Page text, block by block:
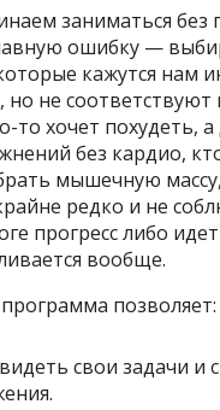
заниматься без
ошибку —
кажутся нам
не
то хочет похудеть,
без кардио,
мышечную
редко и не
прогресс либо
вообще.
позволяет:
свои задачи и